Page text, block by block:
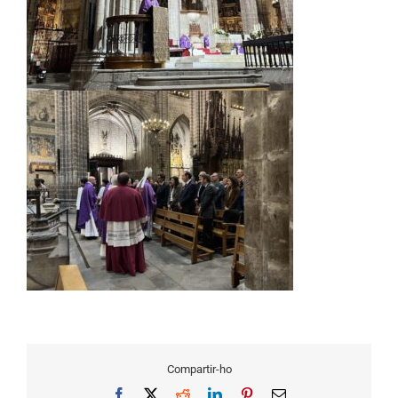
Compartir-ho
Facebook RedditLinkedInPinterestEmail